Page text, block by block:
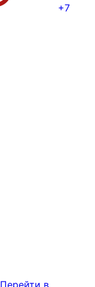
+7
Перейти в